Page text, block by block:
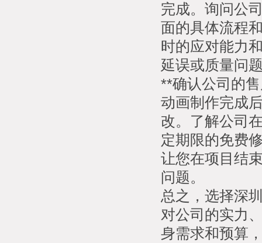
完成。询问公
面的具体流程
时的应对能力
延误或质量问
**确认公司的
动画制作完成
改。了解公司
定期限的免费
让您在项目结
问题。
总之，选择深
对公司的实力
身需求和预算